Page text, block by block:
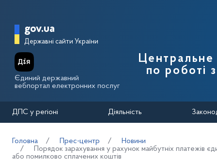
Головна сторінка Державної
gov.ua
Державні сайти України
Єдиний державний
вебпортал електронних послуг
Центральне
по роботі
ДПС у регіоні Діяльність
Головна Прес-центр
Новини
Порядок зарахування у рахунок майбутніх платежів
або помилково сплачених коштів